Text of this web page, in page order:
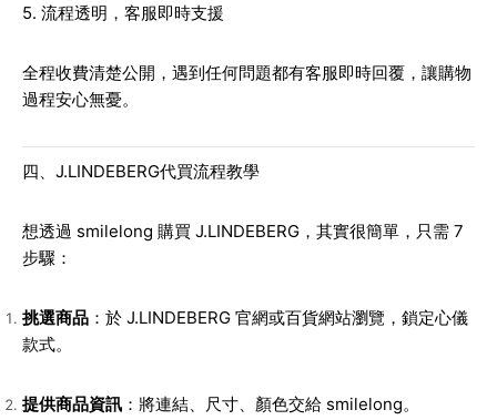
5. 流程透明，客服即時支援
全程收費清楚公開，遇到任何問題都有客服即時回覆，讓購物
過程安心無憂。
四、J.LINDEBERG代買流程教學
想透過 smilelong 購買 J.LINDEBERG，其實很簡單，只需 7
步驟：
挑選商品 ：於 J.LINDEBERG 官網或百貨網站瀏覽，鎖定心儀
款式。
提供商品資訊 ：將連結、尺寸、顏色交給 smilelong。